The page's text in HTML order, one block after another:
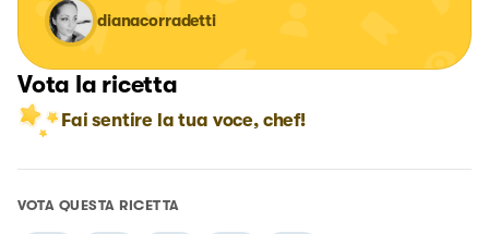
dianacorradetti
Vota la ricetta
Fai sentire la tua voce, chef!
VOTA QUESTA RICETTA